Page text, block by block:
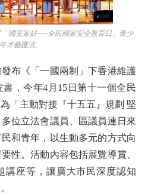
國安家好──全民國家安全教育日」青少
年才藝匯演。
《「一國兩制」下香港維護
，今年4月15日第十一個全民
「主動對接『十五五』規劃 堅
位立法會議員、區議員連日來
和青年，以生動多元的方式向
性。活動內容包括展覽導賞、
講座等，讓廣大市民深度認知